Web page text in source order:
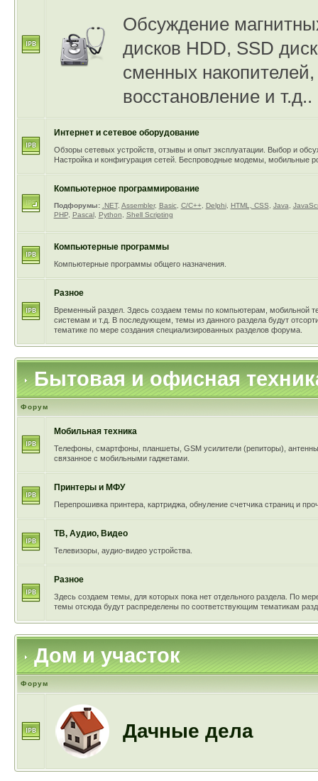
Обсуждение
дисков HDD, SSD
сменных
восстановление и т.д..
Интернет и сетевое оборудование
Обзоры сетевых устройств, отзывы и опыт эксплуатации. Выбор и
Настройка и конфигурация сетей. Беспроводные модемы, мобильные
Компьютерное программирование
Подфорумы: .NET, Assembler, Basic, C/C++, Delphi, HTML, CSS Java
PHP, Pascal, Python Shell Scripting
Компьютерные программы
Компьютерные программы общего назначения.
Разное
Временный раздел. Здесь создаем темы по компьютерам, мобильной
системам и т.д. В последующем, темы из данного раздела будут
тематике по мере создания специализированных разделов форума.
Бытовая и офисная
Форум
Мобильная техника
Телефоны, смартфоны, планшеты, GSM усилители (репиторы),
связанное с мобильными гаджетами.
Принтеры и МФУ
Перепрошивка принтера, картриджа, обнуление счетчика страниц и
ТВ, Аудио, Видео
Телевизоры, аудио-видео устройства.
Разное
Здесь создаем темы, для которых пока нет отдельного раздела. По
темы отсюда будут распределены по соответствующим тематикам
Дом и участок
Форум
Дачные дела